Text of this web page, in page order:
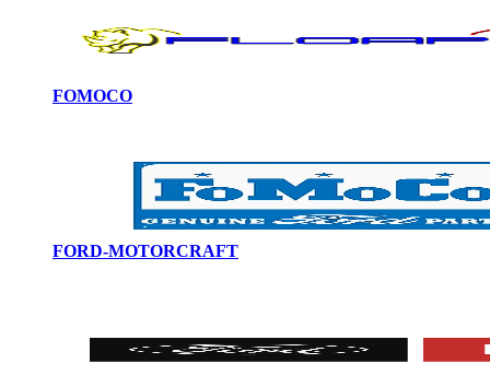
FOMOCO
FORD-MOTORCRAFT